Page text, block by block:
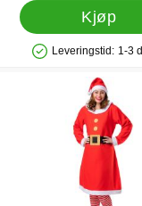
Kjøp
Produkttilgjengelighet:
Leveringstid: 1-3
Merk mrs